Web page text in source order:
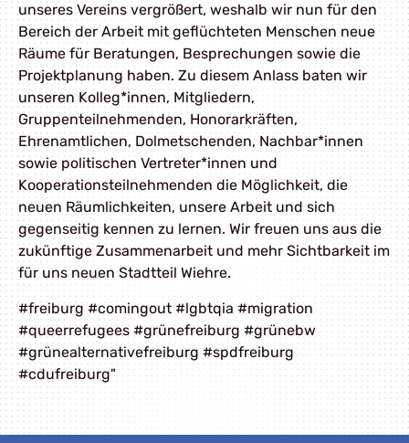
unseres Vereins vergrößert, weshalb wir nun für den
Bereich der Arbeit mit geflüchteten Menschen neue
Räume für Beratungen, Besprechungen sowie die
Projektplanung haben. Zu diesem Anlass baten wir
unseren Kolleg*innen, Mitgliedern,
Gruppenteilnehmenden, Honorarkräften,
Ehrenamtlichen, Dolmetschenden, Nachbar*innen
sowie politischen Vertreter*innen und
Kooperationsteilnehmenden die Möglichkeit, die
neuen Räumlichkeiten, unsere Arbeit und sich
gegenseitig kennen zu lernen. Wir freuen uns aus die
zukünftige Zusammenarbeit und mehr Sichtbarkeit im
für uns neuen Stadtteil Wiehre.
#freiburg #comingout #lgbtqia #migration
#queerrefugees #grünefreiburg #grünebw
#grünealternativefreiburg #spdfreiburg
#cdufreiburg"